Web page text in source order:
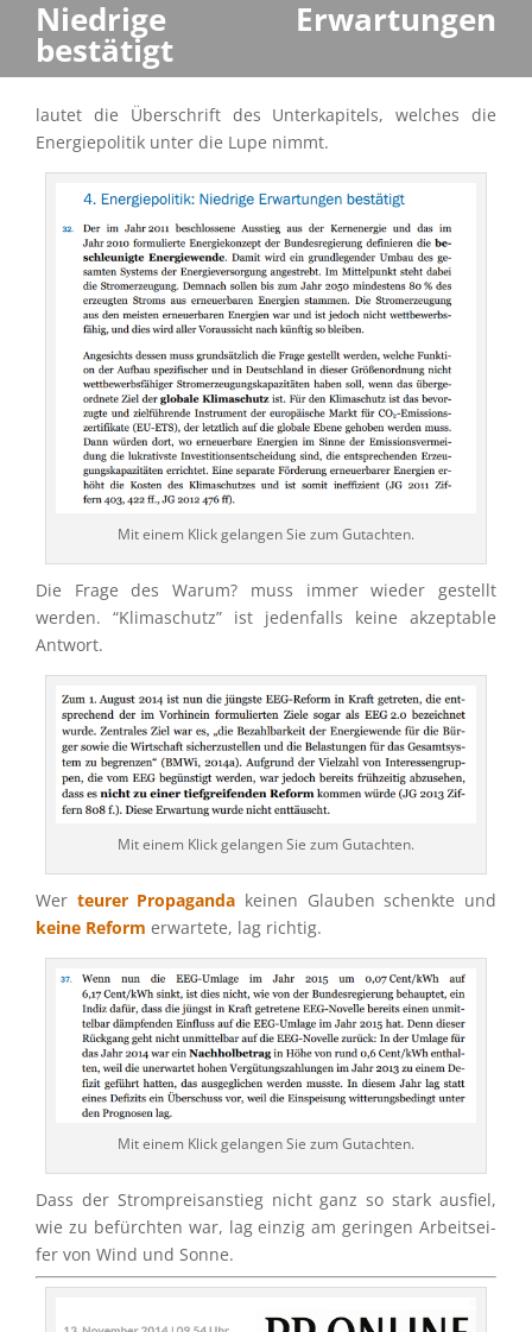
Niedrige Erwar­tun­gen
bestätigt
lautet die Überschrift des Unter­ka­pi­tels, welches die
Energie­po­li­tik unter die Lupe nimmt.
Mit einem Klick gelan­gen Sie zum Gutachten.
Die Frage des Warum? muss immer wieder gestellt
werden. “Klima­schutz” ist jeden­falls keine akzep­ta­ble
Antwort.
Mit einem Klick gelan­gen Sie zum Gutachten.
Wer teurer Propa­ganda keinen Glauben schenkte und
keine Reform erwar­tete, lag richtig.
Mit einem Klick gelan­gen Sie zum Gutachten.
Dass der Strom­preis­an­stieg nicht ganz so stark ausfiel,
wie zu befürch­ten war, lag einzig am gerin­gen Arbeits­ei­
fer von Wind und Sonne.